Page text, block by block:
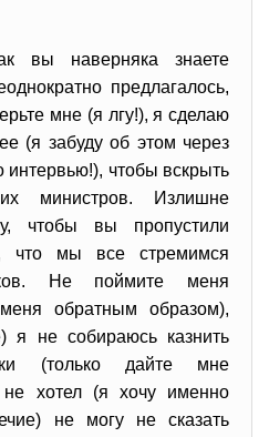
вы наверняка знаете
предлагалось,
мне (я лгу!), я сделаю
(я забуду об этом через
интервью!), чтобы вскрыть
министров. Излишне
чтобы вы пропустили
что мы все стремимся
Не поймите меня
обратным образом),
я не собираюсь казнить
(только дайте мне
хотел (я хочу именно
не могу не сказать